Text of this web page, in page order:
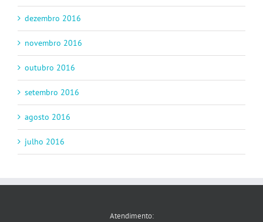
dezembro 2016
novembro 2016
outubro 2016
setembro 2016
agosto 2016
julho 2016
Atendimento: